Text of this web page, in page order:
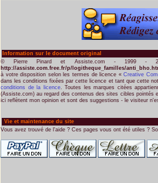
Information sur le document original
© Pierre Pinard et Assiste.com - 1999 -
http://assiste.com.free.fr/p/logitheque_familles/
à votre disposition selon les termes de licence «Creative
dans les conditions fixées par cette licence et tant que cette
conditions de la licence. Toutes les marques citées
(Assiste.com) au regard des contenus des sites cibles pointés
ici reflètent mon opinion et sont des suggestions - le visiteur
Vie et maintenance du site
Vous avez trouvé de l'aide ? Ces pages vous ont été utiles ?